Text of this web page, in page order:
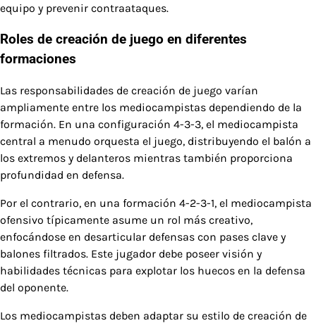
equipo y prevenir contraataques.
Roles de creación de juego en diferentes
formaciones
Las responsabilidades de creación de juego varían
ampliamente entre los mediocampistas dependiendo de la
formación. En una configuración 4-3-3, el mediocampista
central a menudo orquesta el juego, distribuyendo el balón a
los extremos y delanteros mientras también proporciona
profundidad en defensa.
Por el contrario, en una formación 4-2-3-1, el mediocampista
ofensivo típicamente asume un rol más creativo,
enfocándose en desarticular defensas con pases clave y
balones filtrados. Este jugador debe poseer visión y
habilidades técnicas para explotar los huecos en la defensa
del oponente.
Los mediocampistas deben adaptar su estilo de creación de